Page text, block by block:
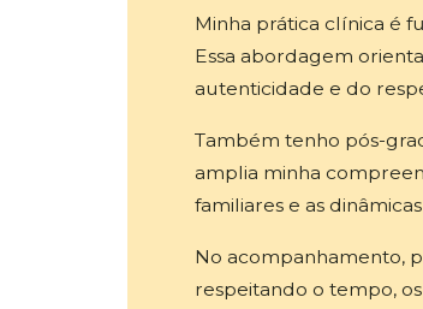
Minha prática clínica é
Essa abordagem
autenticidade e do
Também tenho pós-
amplia minha
familiares e as
No acompanhamento,
respeitando o tempo,